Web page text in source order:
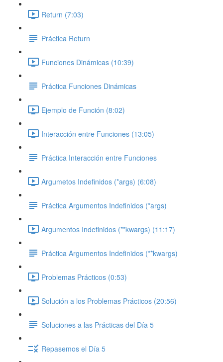
Return (7:03)
Práctica Return
Funciones Dinámicas (10:39)
Práctica Funciones Dinámicas
Ejemplo de Función (8:02)
Interacción entre Funciones (13:05)
Práctica Interacción entre Funciones
Argumetos Indefinidos (*args) (6:08)
Práctica Argumentos Indefinidos (*args)
Argumentos Indefinidos (**kwargs) (11:17)
Práctica Argumentos Indefinidos (**kwargs)
Problemas Prácticos (0:53)
Solución a los Problemas Prácticos (20:56)
Soluciones a las Prácticas del Día 5
Repasemos el Día 5